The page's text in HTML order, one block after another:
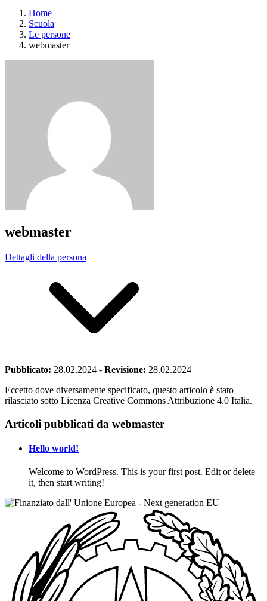
Home
Scuola
Le persone
webmaster
webmaster
Dettagli della persona
Pubblicato: 28.02.2024 - Revisione: 28.02.2024
Eccetto dove diversamente specificato, questo articolo è stato
rilasciato sotto Licenza Creative Commons Attribuzione 4.0 Italia.
Articoli pubblicati da webmaster
Hello world!
Welcome to WordPress. This is your first post. Edit or delete
it, then start writing!